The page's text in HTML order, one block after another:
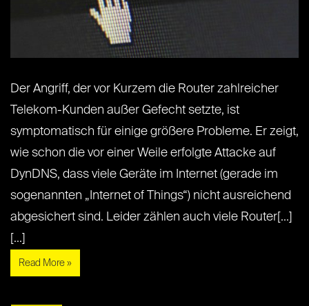
Der Angriff, der vor Kurzem die Router zahlreicher
Telekom-Kunden außer Gefecht setzte, ist
symptomatisch für einige größere Probleme. Er zeigt,
wie schon die vor einer Weile erfolgte Attacke auf
DynDNS, dass viele Geräte im Internet (gerade im
sogenannten „Internet of Things“) nicht ausreichend
abgesichert sind. Leider zählen auch viele Router[...]
[...]
Read More »